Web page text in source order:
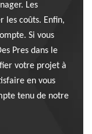
Les
les coûts. Enfin,
Si vous
Pres dans le
votre projet à
en vous
tenu de notre